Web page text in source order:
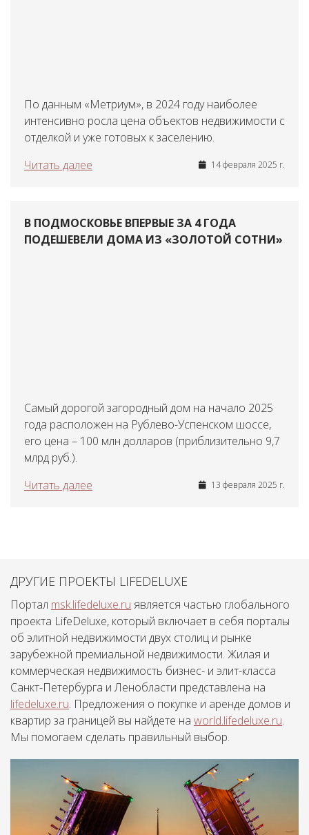
По данным «Метриум», в 2024 году наиболее
интенсивно росла цена объектов недвижимости с
отделкой и уже готовых к заселению.
Читать далее
14 февраля 2025 г.
В ПОДМОСКОВЬЕ ВПЕРВЫЕ ЗА 4 ГОДА
ПОДЕШЕВЕЛИ ДОМА ИЗ «ЗОЛОТОЙ СОТНИ»
Самый дорогой загородный дом на начало 2025
года расположен на Рублево-Успенском шоссе,
его цена – 100 млн долларов (приблизительно 9,7
млрд руб.).
Читать далее
13 февраля 2025 г.
ДРУГИЕ ПРОЕКТЫ LIFEDELUXE
Портал msk.lifedeluxe.ru является частью глобального
проекта LifeDeluxe, который включает в себя порталы
об элитной недвижимости двух столиц и рынке
зарубежной премиальной недвижимости. Жилая и
коммерческая недвижимость бизнес- и элит-класса
Санкт-Петербурга и Ленобласти представлена на
lifedeluxe.ru. Предложения о покупке и аренде домов и
квартир за границей вы найдете на world.lifedeluxe.ru.
Мы помогаем сделать правильный выбор.